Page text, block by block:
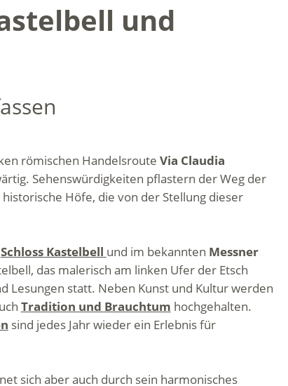
und
römischen Handelsroute Via Claudia
Sehenswürdigkeiten pflastern der Weg der
Höfe, die von der Stellung dieser
Schloss Kastelbell und im bekannten Messner
das malerisch am linken Ufer der Etsch
Lesungen statt. Neben Kunst und Kultur werden
Tradition und Brauchtum hochgehalten.
sind jedes Jahr wieder ein Erlebnis für
sich aber auch durch sein harmonisches